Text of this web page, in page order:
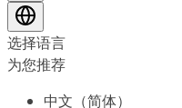
选择语言
为您推荐
中文（简体）